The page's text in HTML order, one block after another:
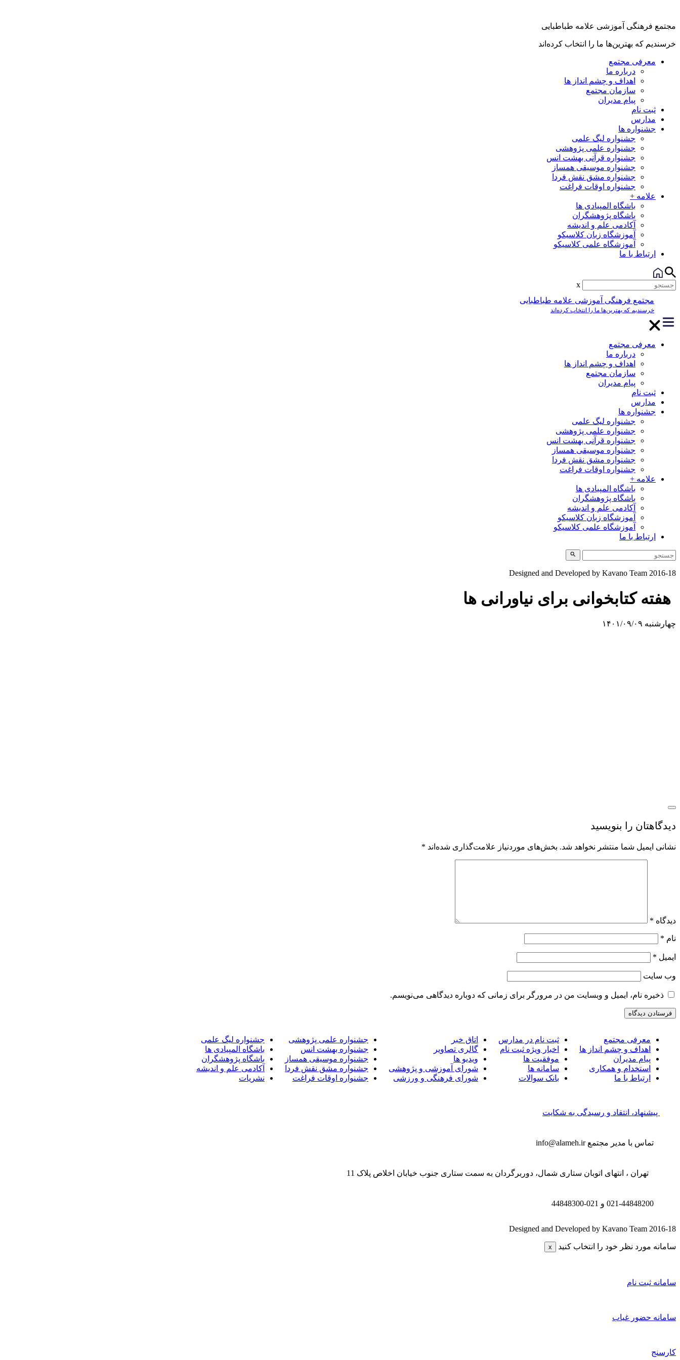
مجتمع فرهنگی آموزشی علامه طباطبایی
خرسندیم که بهترین‌ها ما را انتخاب کرده‌اند
معرفی مجتمع
درباره ما
اهداف و چشم انداز ها
سازمان مجتمع
پیام مدیران
ثبت نام
مدارس
جشنواره ها
جشنواره لیگ علمی
جشنواره علمی پژوهشی
جشنواره قرآنی بهشت انس
جشنواره موسیقی همساز
جشنواره مشق نقش فردا
جشنواره اوقات فراغت
علامه +
باشگاه المپیادی ها
باشگاه پژوهشگران
آکادمی علم و اندیشه
آموزشگاه زبان کلاسیکو
آموزشگاه علمی کلاسیکو
ارتباط با ما
x
مجتمع فرهنگی آموزشی علامه طباطبایی
خرسندیم که بهترین‌ها ما را انتخاب کرده‌اند
معرفی مجتمع
درباره ما
اهداف و چشم انداز ها
سازمان مجتمع
پیام مدیران
ثبت نام
مدارس
جشنواره ها
جشنواره لیگ علمی
جشنواره علمی پژوهشی
جشنواره قرآنی بهشت انس
جشنواره موسیقی همساز
جشنواره مشق نقش فردا
جشنواره اوقات فراغت
علامه +
باشگاه المپیادی ها
باشگاه پژوهشگران
آکادمی علم و اندیشه
آموزشگاه زبان کلاسیکو
آموزشگاه علمی کلاسیکو
ارتباط با ما
Designed and Developed by Kavano Team 2016-18
هفته کتابخوانی برای نیاورانی ها
چهارشنبه ۱۴۰۱/۰۹/۰۹
دیدگاهتان را بنویسید
نشانی ایمیل شما منتشر نخواهد شد. بخش‌های موردنیاز علامت‌گذاری شده‌اند *
دیدگاه *
نام *
ایمیل *
وب‌ سایت
ذخیره نام، ایمیل و وبسایت من در مرورگر برای زمانی که دوباره دیدگاهی می‌نویسم.
معرفی مجتمع
اهداف و چشم انداز ها
پیام مدیران
استخدام و همکاری
ارتباط با ما
ثبت نام در مدارس
اخبار ویژه ثبت نام
موفقیت ها
سامانه ها
بانک سوالات
اتاق خبر
گالری تصاویر
ویدیو ها
شورای آموزشی و پژوهشی
شورای فرهنگی و ورزشی
جشنواره علمی پژوهشی
جشنواره بهشت انس
جشنواره موسیقی همساز
جشنواره مشق نقش فردا
جشنواره اوقات فراغت
جشنواره لیگ علمی
باشگاه المپیادی ها
باشگاه پژوهشگران
آکادمی علم و اندیشه
نشریات
پیشنهاد، انتقاد و رسیدگی به شکایت
تماس با مدیر مجتمعinfo@alameh.ir
تهران ، انتهای اتوبان ستاری شمال، دوربرگردان به سمت ستاری جنوب خیابان اخلاص پلاک 11
021-44848200 و 021-44848300
Designed and Developed by Kavano Team 2016-18
سامانه مورد نظر خود را انتخاب کنید x
سامانه ثبت نام
سامانه حضور غیاب
کارسنج